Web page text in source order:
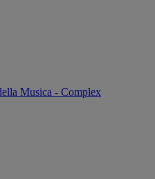
Musica - Complex